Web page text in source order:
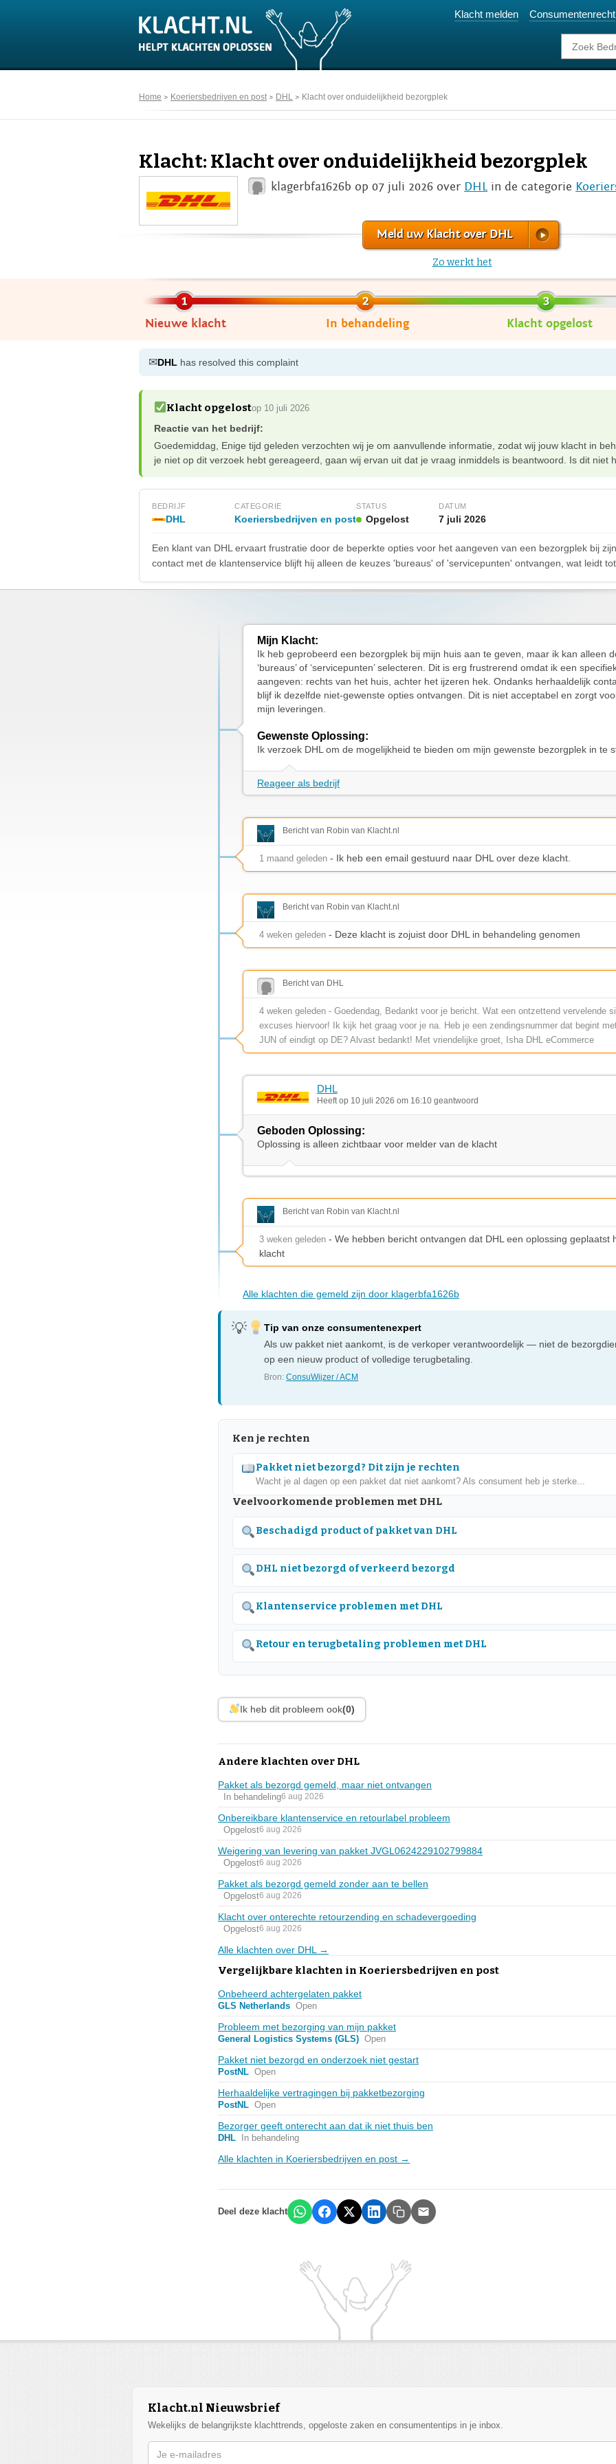
Klacht melden Consumentenrecht
Home Koeriersbedrijven en post DHL Klacht over onduidelijkheid bezorgplek
Klacht: Klacht over onduidelijkheid bezorgplek
klagerbfa1626b op 07 juli 2026 over DHLin de categorie
Meld uw Klacht over DHL
Zo werkt het
Nieuwe klacht In behandeling Klacht opgelost
✉DHL has resolved this complaint
Klacht opgelostop 10 juli 2026
Reactie van het bedrijf:
Goedemiddag, Enige tijd geleden verzochten wij je om aanvullende informatie, zodat wij jouw klacht in
je niet op dit verzoek hebt gereageerd, gaan wij ervan uit dat je vraag inmiddels is beantwoord. Is dit niet
BEDRIJF
DHL
CATEGORIE
Koeriersbedrijven en post
STATUS
Opgelost
DATUM
7 juli 2026
Een klant van DHL ervaart frustratie door de beperkte opties voor het aangeven van een bezorgplek bij
contact met de klantenservice blijft hij alleen de keuzes 'bureaus' of 'servicepunten' ontvangen, wat leidt
Mijn Klacht:
Ik heb geprobeerd een bezorgplek bij mijn huis aan te geven, maar ik kan alleen
‘bureaus’ of ‘servicepunten’ selecteren. Dit is erg frustrerend omdat ik een
aangeven: rechts van het huis, achter het ijzeren hek. Ondanks herhaaldelijk
blijf ik dezelfde niet-gewenste opties ontvangen. Dit is niet acceptabel en zorgt
mijn leveringen.
Gewenste Oplossing:
Ik verzoek DHL om de mogelijkheid te bieden om mijn gewenste bezorgplek in te
Reageer als bedrijf
Bericht van Robin van Klacht.nl
1 maand geleden - Ik heb een email gestuurd naar DHL over deze klacht.
Bericht van Robin van Klacht.nl
4 weken geleden - Deze klacht is zojuist door DHL in behandeling genomen
Bericht van DHL
4 weken geleden - Goedendag, Bedankt voor je bericht. Wat een ontzettend vervelende
excuses hiervoor! Ik kijk het graag voor je na. Heb je een zendingsnummer dat begint
JUN of eindigt op DE? Alvast bedankt! Met vriendelijke groet, Isha DHL eCommerce
DHL
Heeft op 10 juli 2026 om 16:10 geantwoord
Geboden Oplossing:
Oplossing is alleen zichtbaar voor melder van de klacht
Bericht van Robin van Klacht.nl
3 weken geleden - We hebben bericht ontvangen dat DHL een oplossing geplaatst
klacht
Alle klachten die gemeld zijn door klagerbfa1626b
Tip van onze consumentenexpert
Als uw pakket niet aankomt, is de verkoper verantwoordelijk — niet de
op een nieuw product of volledige terugbetaling.
Bron:ConsuWijzer / ACM
Ken je rechten
Pakket niet bezorgd? Dit zijn je rechten
Wacht je al dagen op een pakket dat niet aankomt? Als consument heb je sterke...
Veelvoorkomende problemen met DHL
Beschadigd product of pakket van DHL
DHL niet bezorgd of verkeerd bezorgd
Klantenservice problemen met DHL
Retour en terugbetaling problemen met DHL
Ik heb dit probleem ook(0)
Andere klachten over DHL
Pakket als bezorgd gemeld, maar niet ontvangen
In behandeling6 aug 2026
Onbereikbare klantenservice en retourlabel probleem
Opgelost6 aug 2026
Weigering van levering van pakket JVGL0624229102799884
Opgelost6 aug 2026
Pakket als bezorgd gemeld zonder aan te bellen
Opgelost6 aug 2026
Klacht over onterechte retourzending en schadevergoeding
Opgelost6 aug 2026
Alle klachten over DHL →
Vergelijkbare klachten in Koeriersbedrijven en post
Onbeheerd achtergelaten pakket
GLS Netherlands Open
Probleem met bezorging van mijn pakket
General Logistics Systems (GLS) Open
Pakket niet bezorgd en onderzoek niet gestart
PostNL Open
Herhaaldelijke vertragingen bij pakketbezorging
PostNL Open
Bezorger geeft onterecht aan dat ik niet thuis ben
DHL In behandeling
Alle klachten in Koeriersbedrijven en post →
Deel deze klacht
Klacht.nl Nieuwsbrief
Wekelijks de belangrijkste klachttrends, opgeloste zaken en consumententips in je inbox.